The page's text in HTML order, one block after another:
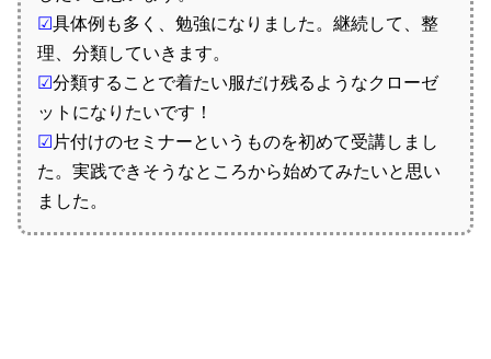
☑具体例も多く、勉強になりました。継続して、整
理、分類していきます。
☑分類することで着たい服だけ残るようなクローゼ
ットになりたいです！
☑ 片付けのセミナーというものを初めて受講しまし
た。実践できそうなところから始めてみたいと思い
ました。